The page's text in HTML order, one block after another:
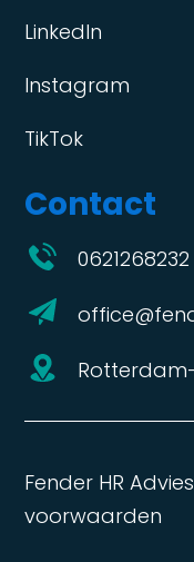
LinkedIn
Instagram
TikTok
Contact
0621268232
Fender HR
voorwaarden